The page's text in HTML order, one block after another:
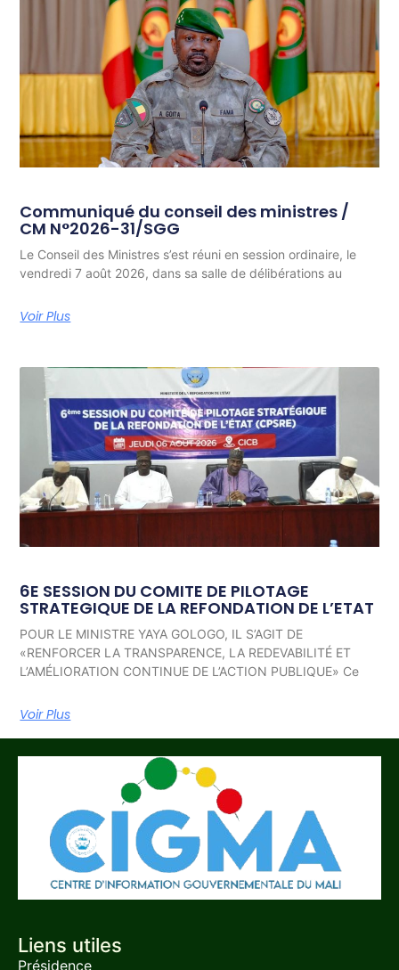
Communiqué du conseil des ministres /
CM N°2026-31/SGG
Le Conseil des Ministres s’est réuni en session ordinaire, le
vendredi 7 août 2026, dans sa salle de délibérations au
Voir Plus
6E SESSION DU COMITE DE PILOTAGE
STRATEGIQUE DE LA REFONDATION DE L’ETAT
POUR LE MINISTRE YAYA GOLOGO, IL S’AGIT DE
«RENFORCER LA TRANSPARENCE, LA REDEVABILITÉ ET
L’AMÉLIORATION CONTINUE DE L’ACTION PUBLIQUE» Ce
Voir Plus
Liens utiles
Présidence